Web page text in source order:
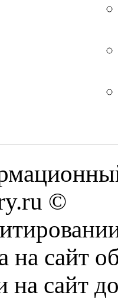
©
на сайт
на сайт